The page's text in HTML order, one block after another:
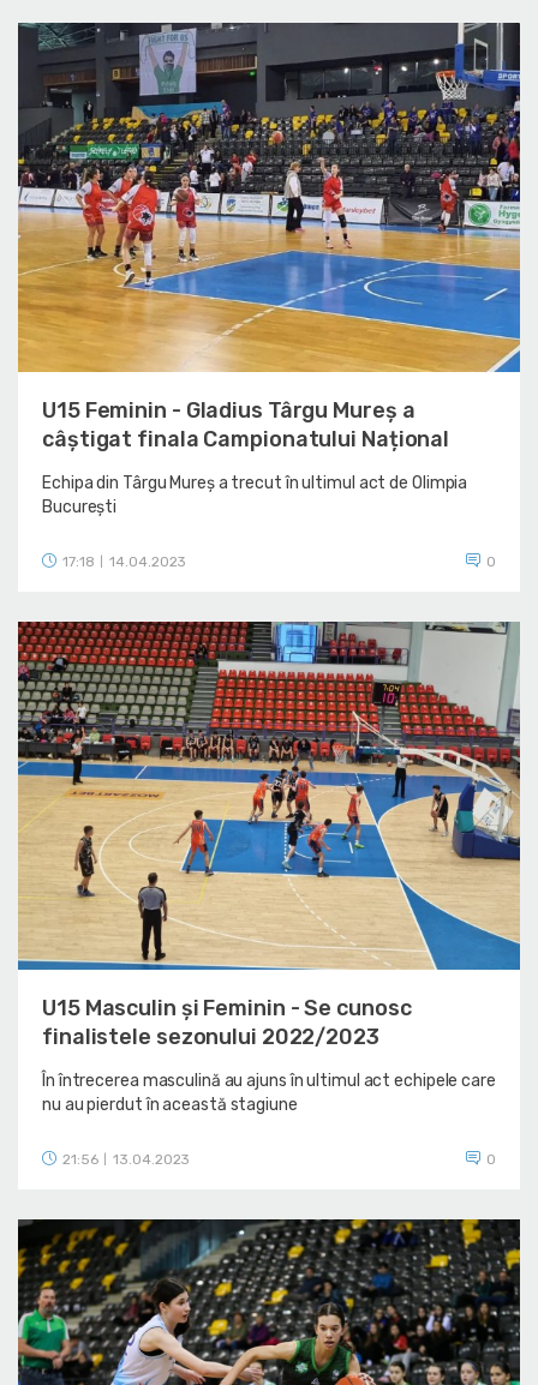
U15 Feminin - Gladius Târgu Mureș a
câștigat finala Campionatului Național
Echipa din Târgu Mureș a trecut în ultimul act de Olimpia
București
17:18 14.04.2023 0
U15 Masculin și Feminin - Se cunosc
finalistele sezonului 2022/2023
În întrecerea masculină au ajuns în ultimul act echipele care
nu au pierdut în această stagiune
21:56 13.04.2023 0